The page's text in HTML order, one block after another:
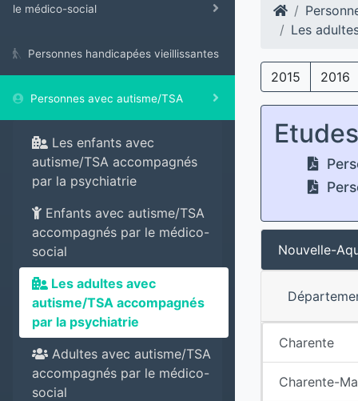
le médico-social
Personnes handicapées vieillissantes
Personnes avec autisme/TSA
Les enfants avec
autisme/TSA accompagnés
par la psychiatrie
Enfants avec autisme/TSA
accompagnés par le médico-
social
Les adultes avec
autisme/TSA accompagnés
par la psychiatrie
Adultes avec autisme/TSA
accompagnés par le médico-
social
Les
2015 2016
Etudes
Nouvelle-
Charente
Charente-